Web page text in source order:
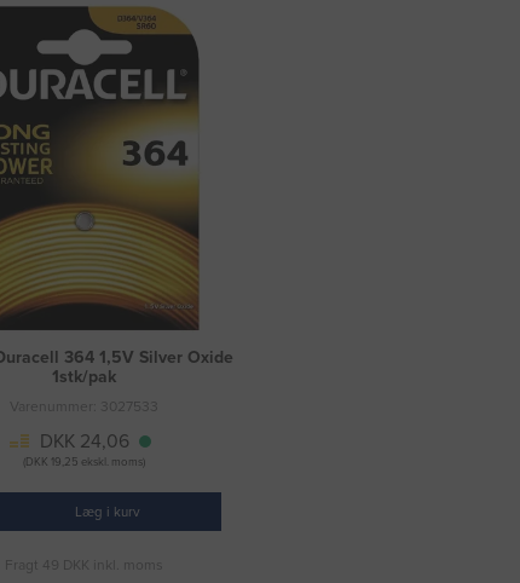
364 1,5V Silver Oxide
1stk/pak
Varenummer: 3027533
DKK 24,06
(DKK 19,25 ekskl. moms)
Læg i kurv
Fragt 49 DKK inkl. moms